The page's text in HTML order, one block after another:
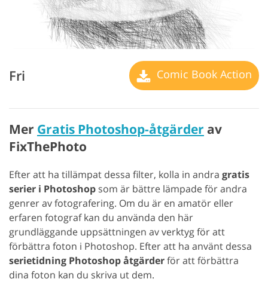
Fri Comic Book Action
Mer Gratis Photoshop-åtgärder av
FixThePhoto
Efter att ha tillämpat dessa filter, kolla in andra gratis
serier i Photoshop som är bättre lämpade för andra
genrer av fotografering. Om du är en amatör eller
erfaren fotograf kan du använda den här
grundläggande uppsättningen av verktyg för att
förbättra foton i Photoshop. Efter att ha använt dessa
serietidning Photoshop åtgärderför att förbättra
dina foton kan du skriva ut dem.